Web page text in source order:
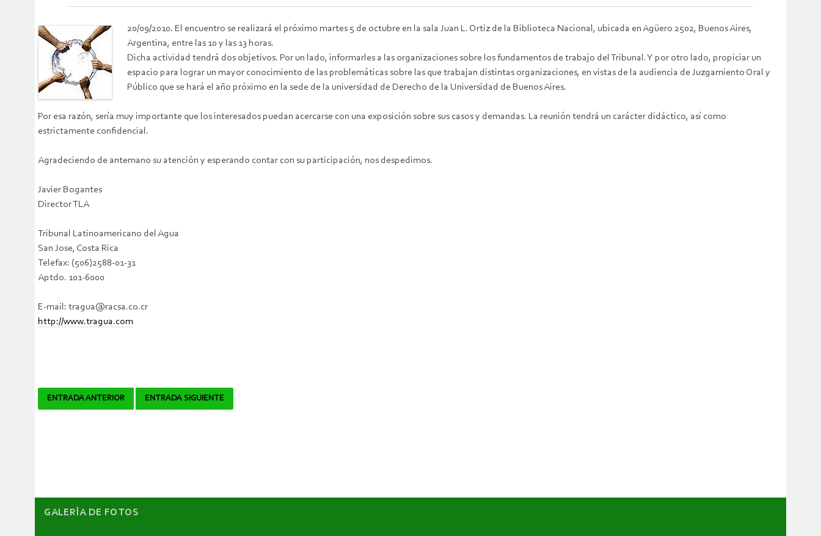
20/09/2010. El encuentro se realizará el próximo martes 5 de octubre en la sala Juan L. Ortiz de la Biblioteca Nacional, ubicada en Agüero 2502, Buenos Aires,
Argentina, entre las 10 y las 13 horas.
Dicha actividad tendrá dos objetivos. Por un lado, informarles a las organizaciones sobre los fundamentos de trabajo del Tribunal. Y por otro lado, propiciar un
espacio para lograr un mayor conocimiento de las problemáticas sobre las que trabajan distintas organizaciones, en vistas de la audiencia de Juzgamiento Oral y
Público que se hará el año próximo en la sede de la universidad de Derecho de la Universidad de Buenos Aires.
Por esa razón, sería muy importante que los interesados puedan acercarse con una exposición sobre sus casos y demandas. La reunión tendrá un carácter didáctico, así como
estrictamente confidencial.
Agradeciendo de antemano su atención y esperando contar con su participación, nos despedimos.
Javier Bogantes
Director TLA
Tribunal Latinoamericano del Agua
San Jose, Costa Rica
Telefax: (506)2588-01-31
Aptdo. 101-6000
E-mail: tragua@racsa.co.cr
http://www.tragua.com
Navegador
ENTRADA ANTERIOR ENTRADA SIGUIENTE
GALERÌA DE FOTOS